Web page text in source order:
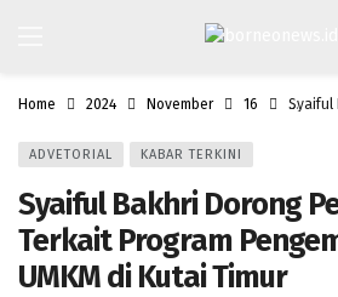
Home 2024 November 16 Syaiful
ADVETORIAL KABAR TERKINI
Syaiful Bakhri Dorong
Terkait Program
UMKM di Kutai Timur